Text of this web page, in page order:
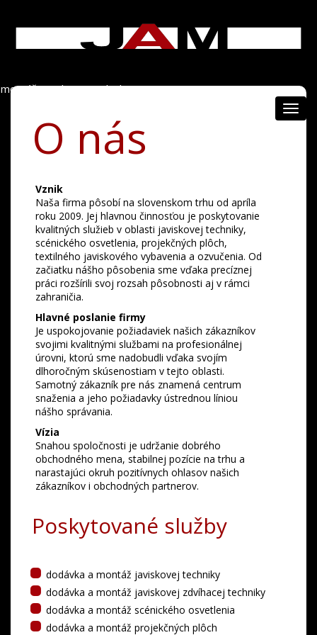
javiskovej techniky
O nás
Vznik
Naša firma pôsobí na slovenskom trhu od apríla
roku 2009. Jej hlavnou činnosťou je poskytovanie
kvalitných služieb v oblasti javiskovej techniky,
scénického osvetlenia, projekčných plôch,
textilného javiskového vybavenia a ozvučenia. Od
začiatku nášho pôsobenia sme vďaka precíznej
práci rozšírili svoj rozsah pôsobnosti aj v rámci
zahraničia.
Hlavné poslanie firmy
Je uspokojovanie požiadaviek našich zákazníkov
svojimi kvalitnými službami na profesionálnej
úrovni, ktorú sme nadobudli vďaka svojím
dlhoročným skúsenostiam v tejto oblasti.
Samotný zákazník pre nás znamená centrum
snaženia a jeho požiadavky ústrednou líniou
nášho správania.
Vízia
Snahou spoločnosti je udržanie dobrého
obchodného mena, stabilnej pozície na trhu a
narastajúci okruh pozitívnych ohlasov našich
zákazníkov i obchodných partnerov.
Poskytované služby
dodávka a montáž javiskovej techniky
dodávka a montáž javiskovej zdvíhacej techniky
dodávka a montáž scénického osvetlenia
dodávka a montáž projekčných plôch